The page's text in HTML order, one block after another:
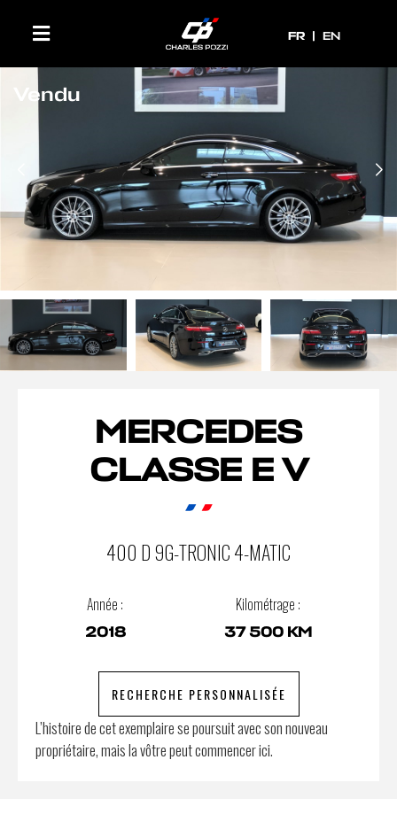
FR
FR EN
Vendu
MERCEDES
CLASSE E V
400 D 9G-TRONIC 4-MATIC
Année :
2018
Kilométrage :
37 500 KM
RECHERCHE PERSONNALISÉE
L’histoire de cet exemplaire se poursuit avec son nouveau
propriétaire, mais la vôtre peut commencer ici.